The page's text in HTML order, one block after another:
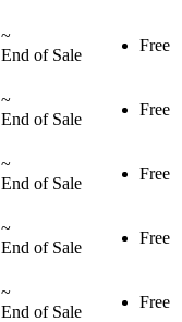
~
End of Sale
Free
~
End of Sale
Free
~
End of Sale
Free
~
End of Sale
Free
~
End of Sale
Free